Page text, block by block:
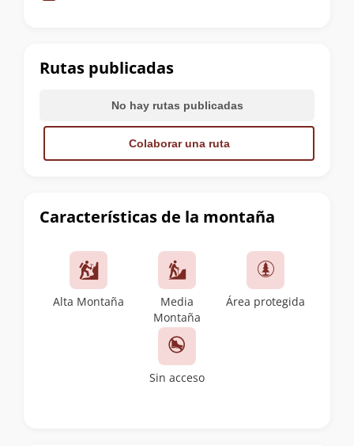
de
cumbre
Características de la montaña
Alta Montaña
Media
Montaña
Área protegida
Sin acceso
Rutas publicadas
No hay rutas publicadas
Colaborar una ruta